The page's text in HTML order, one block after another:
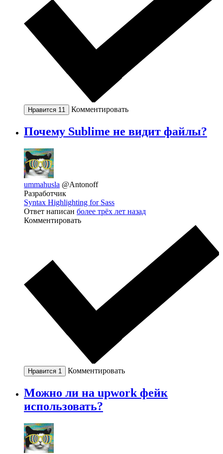
Нравится 11 Комментировать
Почему Sublime не видит файлы?
ummahusla @Antonoff
Разработчик
Syntax Highlighting for Sass
Ответ написан более трёх лет назад
Комментировать
Нравится 1 Комментировать
Можно ли на upwork фейк
использовать?